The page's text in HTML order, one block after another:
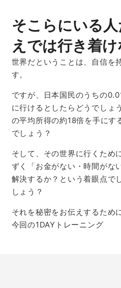
そこらにいる
えでは行き着
世界だということは、自信を
す。
ですが、日本国民のうちの
に行けるとしたらどうでしょ
の平均所得の約18倍を手にす
でしょう？
そして、その世界に行くため
ずく「お金がない・時間がな
解決するか？という着眼点で
しょう？
それを秘密をお伝えするため
今回の1DAYトレーニング